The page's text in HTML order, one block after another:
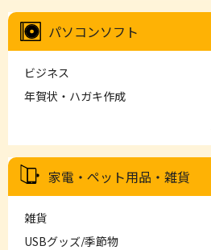
パソコンソフト
ビジネス
年賀状・ハガキ作成
家電・ペット用品・雑貨
雑貨
USBグッズ/季節物